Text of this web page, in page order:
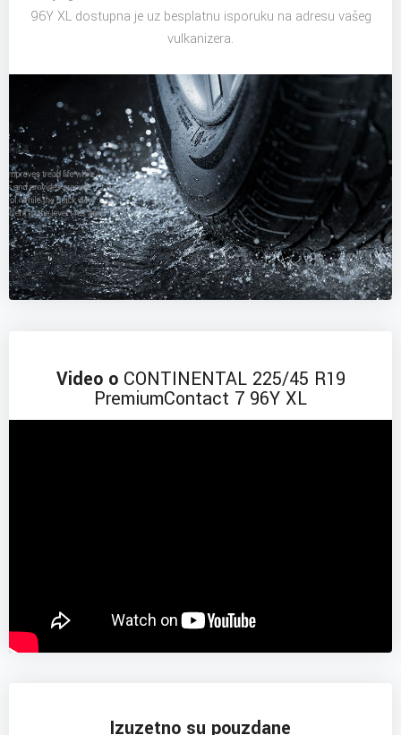
96Y XL dostupna je uz besplatnu isporuku na adresu vašeg
vulkanizera.
Video o CONTINENTAL 225/45 R19
PremiumContact 7 96Y XL
Izuzetno su pouzdane